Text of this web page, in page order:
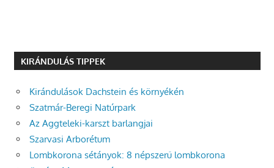
KIRÁNDULÁS TIPPEK
Kirándulások Dachstein és környékén
Szatmár-Beregi Natúrpark
Az Aggteleki-karszt barlangjai
Szarvasi Arborétum
Lombkorona sétányok: 8 népszerű lombkorona